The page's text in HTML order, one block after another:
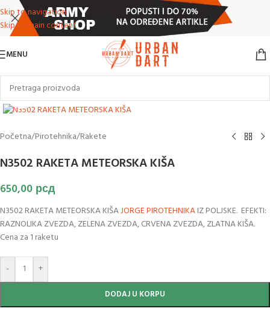
Skip to navigation
Skip to main content
MENU
Klikni za uvećanje slike
Početna/Pirotehnika/Rakete
N3502 RAKETA METEORSKA KIŠA
650,00 рсд
N3502 RAKETA METEORSKA KIŠAJORGEPIROTEHNIKAIZ POLJSKE. EFEKTI:
RAZNOLIKA ZVEZDA, ZELENA ZVEZDA, CRVENA ZVEZDA, ZLATNA KIŠA.
Cena za 1 raketu
- +
DODAJ U KORPU